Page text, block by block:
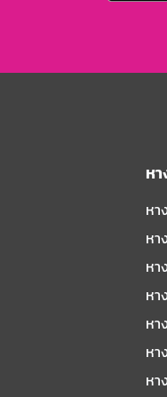
ห
หา
หา
หา
หา
หา
หา
หา